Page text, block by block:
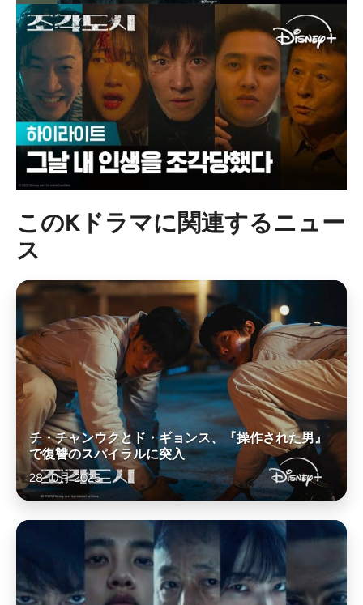
このKドラマに関連するニュー
ス
チ・チャンウクとド・ギョンス、『操作された男』
で復讐のスパイラルに突入
28 10月 2025